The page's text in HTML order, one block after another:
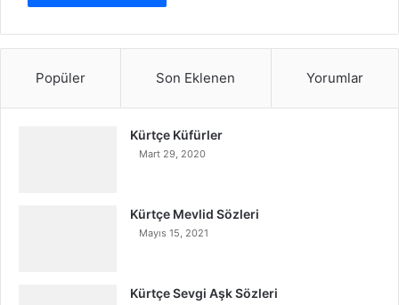
Popüler Son Eklenen Yorumlar
Kürtçe Küfürler
Mart 29, 2020
Kürtçe Mevlid Sözleri
Mayıs 15, 2021
Kürtçe Sevgi Aşk Sözleri